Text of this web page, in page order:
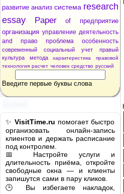
развитие анализ система research
essay
Paper of
предприятие
организация управление деятельность
and
право проблема особенность
современный социальный учет
правый
культура
метода характеристика
правовой
технология расчет человек средство русский
Введите первые буквы слова
✨ VisitTime.ru помогает быстро
организовать онлайн-запись
клиентов и держать расписание
под контролем.
📅 Настройте услуги и
длительность приёма, откройте
свободные окна — и клиенты
запишутся сами в пару кликов.
🕒 Вы избегаете накладок,